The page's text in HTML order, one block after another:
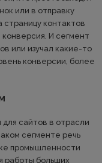
или в отправку
страницу контактов
И сегмент
или изучал какие-то
конверсии, более
сайтов в отрасли
сегменте речь
промышленности
работы больших